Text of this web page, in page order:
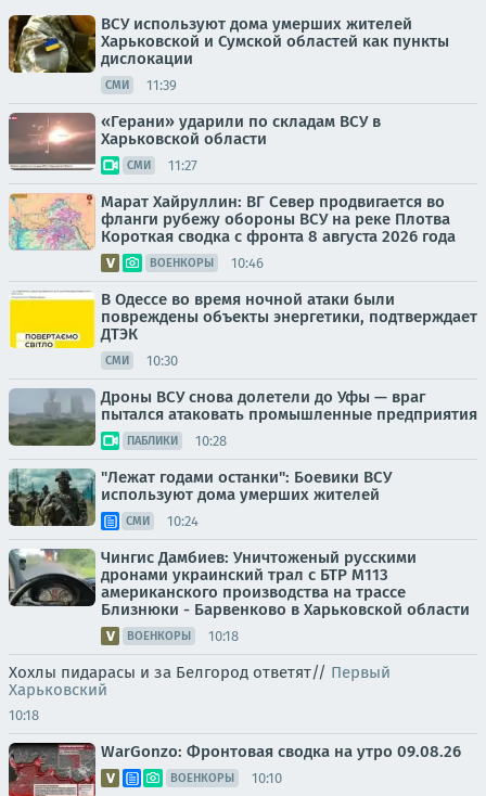
ВСУ используют дома умерших жителей
Харьковской и Сумской областей как пункты
дислокации
СМИ 11:39
«Герани» ударили по складам ВСУ в
Харьковской области
СМИ 11:27
Марат Хайруллин: ВГ Север продвигается во
фланги рубежу обороны ВСУ на реке Плотва
Короткая сводка с фронта 8 августа 2026 года
ВОЕНКОРЫ 10:46
В Одессе во время ночной атаки были
повреждены объекты энергетики, подтверждает
ДТЭК
СМИ 10:30
Дроны ВСУ снова долетели до Уфы — враг
пытался атаковать промышленные предприятия
ПАБЛИКИ 10:28
"Лежат годами останки": Боевики ВСУ
используют дома умерших жителей
СМИ 10:24
Чингис Дамбиев: Уничтоженый русскими
дронами украинский трал с БТР М113
американского производства на трассе
Близнюки - Барвенково в Харьковской области
ВОЕНКОРЫ 10:18
Хохлы пидарасы и за Белгород ответят// Первый
Харьковский
10:18
WarGonzo: Фронтовая сводка на утро 09.08.26
ВОЕНКОРЫ 10:10